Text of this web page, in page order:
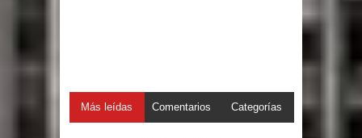
Más leídas Comentarios Categorías